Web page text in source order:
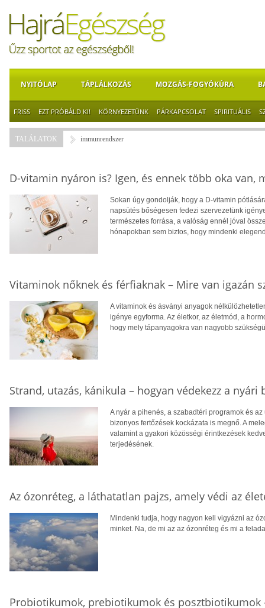
NYITÓLAP TÁPLÁLKOZÁS MOZGÁS-FOGYÓKÚRA
FRISS EZT PRÓBÁLD KI! KÖRNYEZETÜNK PÁRKAPCSOLAT SPIRITUÁLIS
TALÁLATOK immunrendszer
D-vitamin nyáron is? Igen, és ennek több oka van,
Sokan úgy gondolják, hogy a D-vitamin
napsütés bőségesen fedezi szervezetünk
természetes forrása, a valóság ennél jóval
hónapokban sem biztos, hogy mindenki
Vitaminok nőknek és férfiaknak – Mire van igazán
A vitaminok és ásványi anyagok
igénye egyforma. Az életkor, az életmód, a
hogy mely tápanyagokra van nagyobb
Strand, utazás, kánikula – hogyan védekezz a nyári
A nyár a pihenés, a szabadtéri programok és
bizonyos fertőzések kockázata is megnő. A
valamint a gyakori közösségi érintkezések
terjedésének.
Az ózonréteg, a láthatatlan pajzs, amely védi az
Mindenki tudja, hogy nagyon kell vigyázni az
minket. Na, de mi az az ózonréteg és mi a
Probiotikumok, prebiotikumok és posztbiotikumok